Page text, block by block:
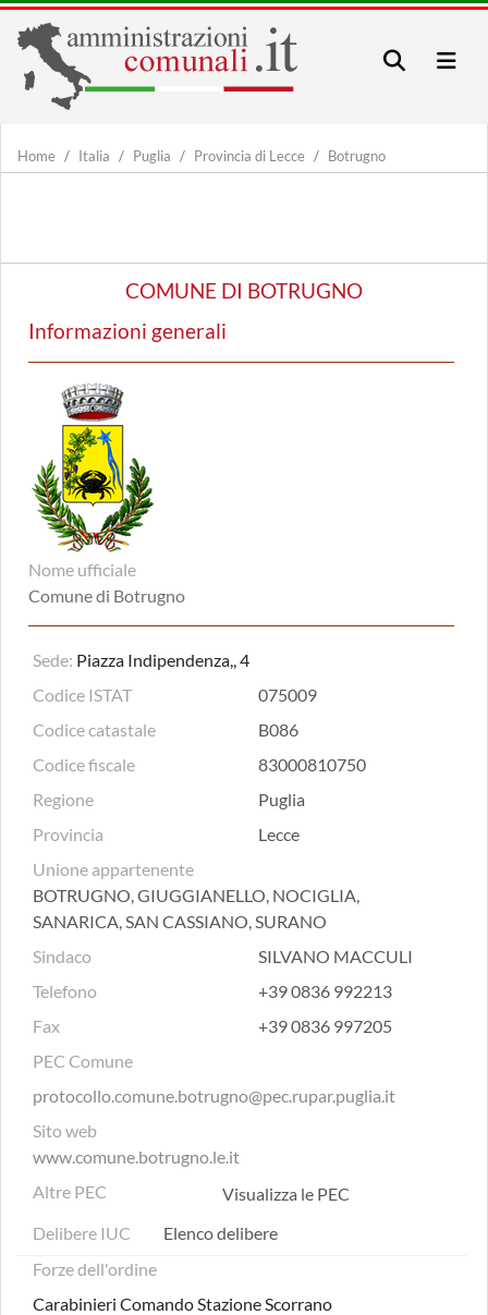
Home Italia Puglia Provincia di Lecce Botrugno
COMUNE DI BOTRUGNO
Informazioni generali
Nome ufficiale
Comune di Botrugno
Sede: Piazza Indipendenza,, 4
Codice ISTAT
075009
Codice catastale
B086
Codice fiscale
83000810750
Regione
Puglia
Provincia
Lecce
Unione appartenente
BOTRUGNO, GIUGGIANELLO, NOCIGLIA,
SANARICA, SAN CASSIANO, SURANO
Sindaco
SILVANO MACCULI
Telefono
+39 0836 992213
Fax
+39 0836 997205
PEC Comune
protocollo.comune.botrugno@pec.rupar.puglia.it
Sito web
www.comune.botrugno.le.it
Altre PEC
Visualizza le PEC
Delibere IUC
Elenco delibere
Forze dell'ordine
Carabinieri Comando Stazione Scorrano